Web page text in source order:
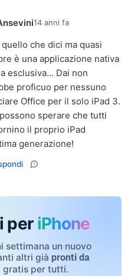
14 anni fa
che dici ma quasi
è una applicazione nativa
esclusiva... Dai non
proficuo per nessuno
Office per il solo iPad 3.
sperare che tutti
il proprio iPad
generazione!
per iPhone
settimana un nuovo
altri già pronti da
gratis per tutti.